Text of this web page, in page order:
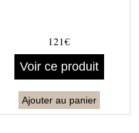
121€
Voir ce produit
Ajouter au panier